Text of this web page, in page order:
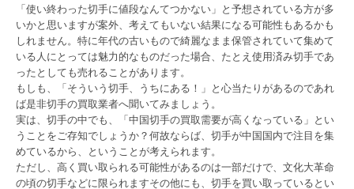
「使い終わった切手に値段なんてつかない」と予想されている方が多
いかと思いますが案外、考えてもいない結果になる可能性もあるかも
しれません。特に年代の古いもので綺麗なまま保管されていて集めて
いる人にとっては魅力的なものだった場合、たとえ使用済み切手であ
ったとしても売れることがあります。
もしも、「そういう切手、うちにある！」と心当たりがあるのであれ
ば是非切手の買取業者へ聞いてみましょう。
実は、切手の中でも、「中国切手の買取需要が高くなっている」とい
うことをご存知でしょうか？何故ならば、切手が中国国内で注目を集
めているから、ということが考えられます。
ただし、高く買い取られる可能性があるのは一部だけで、文化大革命
の頃の切手などに限られますその他にも、切手を買い取っているとい